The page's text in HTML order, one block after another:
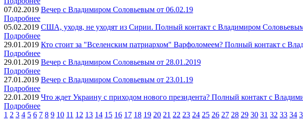
07.02.2019 Вечер с Владимиром Соловьевым от 06.02.19
Подробнее
05.02.2019 США, уходя, не уходят из Сирии. Полный контакт с Владимиром
Подробнее
29.01.2019 Кто стоит за "Вселенским патриархом" Варфоломеем? Полный контакт с
Подробнее
29.01.2019 Вечер с Владимиром Соловьевым от 28.01.2019
Подробнее
27.01.2019 Вечер с Владимиром Соловьевым от 23.01.19
Подробнее
22.01.2019 Что ждет Украину с приходом нового президента? Полный контакт с
Подробнее
1 2 3 4 5 6 7 8 9 10 11 12 13 14 15 16 17 18 19 20 21 22 23 24 25 26 27 28 29 30 31 32 33 34